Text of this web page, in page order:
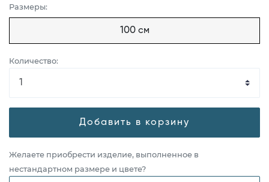
Размеры:
100 см
Количество:
Добавить в корзину
Желаете приобрести изделие, выполненное в
нестандартном размере и цвете?